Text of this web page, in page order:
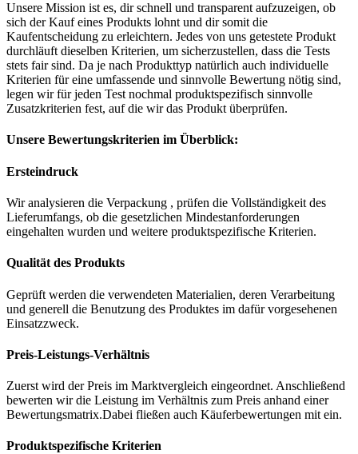
Unsere Mission ist es, dir schnell und transparent aufzuzeigen, ob
sich der Kauf eines Produkts lohnt und dir somit die
Kaufentscheidung zu erleichtern. Jedes von uns getestete Produkt
durchläuft dieselben Kriterien, um sicherzustellen, dass die Tests
stets fair sind. Da je nach Produkttyp natürlich auch individuelle
Kriterien für eine umfassende und sinnvolle Bewertung nötig sind,
legen wir für jeden Test nochmal produktspezifisch sinnvolle
Zusatzkriterien fest, auf die wir das Produkt überprüfen.
Unsere Bewertungskriterien im Überblick:
Ersteindruck
Wir analysieren die Verpackung , prüfen die Vollständigkeit des
Lieferumfangs, ob die gesetzlichen Mindestanforderungen
eingehalten wurden und weitere produktspezifische Kriterien.
Qualität des Produkts
Geprüft werden die verwendeten Materialien, deren Verarbeitung
und generell die Benutzung des Produktes im dafür vorgesehenen
Einsatzzweck.
Preis-Leistungs-Verhältnis
Zuerst wird der Preis im Marktvergleich eingeordnet. Anschließend
bewerten wir die Leistung im Verhältnis zum Preis anhand einer
Bewertungsmatrix.Dabei fließen auch Käuferbewertungen mit ein.
Produktspezifische Kriterien